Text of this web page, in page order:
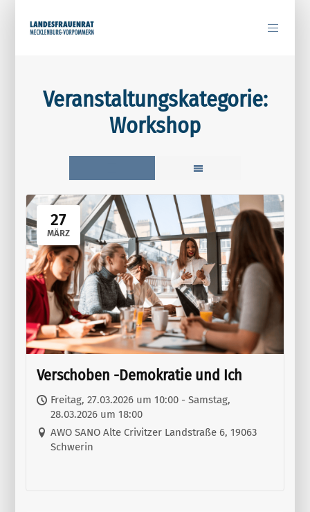
Veranstaltungskategorie:
Workshop
27
MÄRZ
Verschoben -Demokratie und Ich
Freitag, 27.03.2026 um 10:00 - Samstag,
28.03.2026 um 18:00
AWO SANO Alte Crivitzer Landstraße 6, 19063
Schwerin